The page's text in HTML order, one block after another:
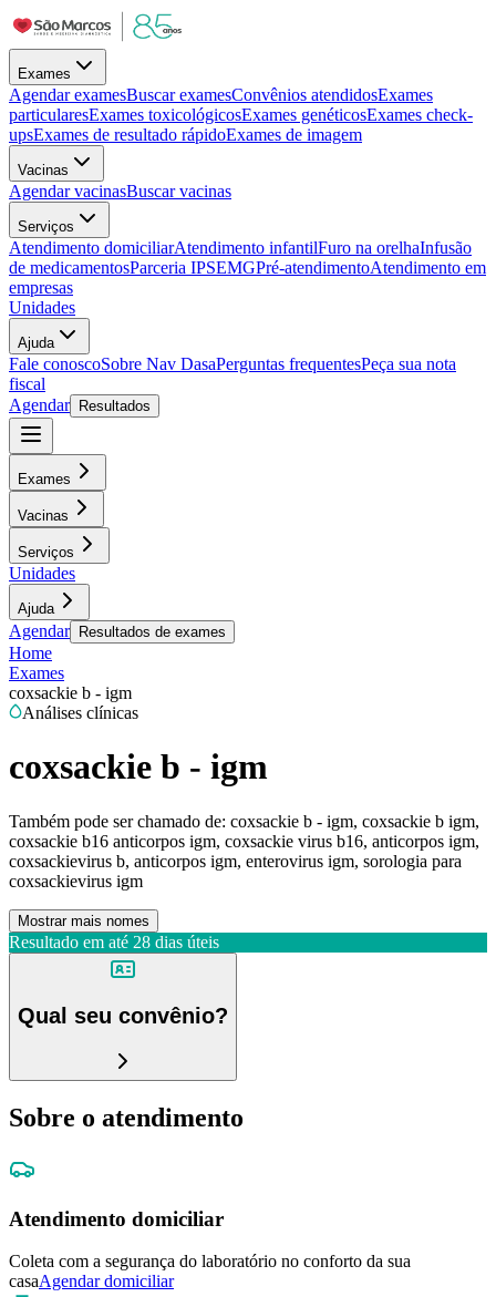
Exames
Agendar examesBuscar examesConvênios atendidosExames
particularesExames toxicológicosExames genéticosExames check-
upsExames de resultado rápidoExames de imagem
Vacinas
Agendar vacinasBuscar vacinas
Serviços
Atendimento domiciliarAtendimento infantilFuro na orelhaInfusão
de medicamentosParceria IPSEMGPré-atendimentoAtendimento em
empresas
Unidades
Ajuda
Fale conoscoSobre Nav DasaPerguntas frequentesPeça sua nota
fiscal
Agendar
Resultados
Exames
Vacinas
Serviços
Unidades
Ajuda
Agendar Resultados de exames
Home
Exames
coxsackie b - igm
Análises clínicas
coxsackie b - igm
Também pode ser chamado de: coxsackie b - igm, coxsackie b igm,
coxsackie b16 anticorpos igm, coxsackie virus b16, anticorpos igm,
coxsackievirus b, anticorpos igm, enterovirus igm, sorologia para
coxsackievirus igm
Mostrar mais nomes
Resultado em até 28 dias úteis
Qual seu convênio?
Sobre o atendimento
Atendimento domiciliar
Coleta com a segurança do laboratório no conforto da sua
casaAgendar domiciliar